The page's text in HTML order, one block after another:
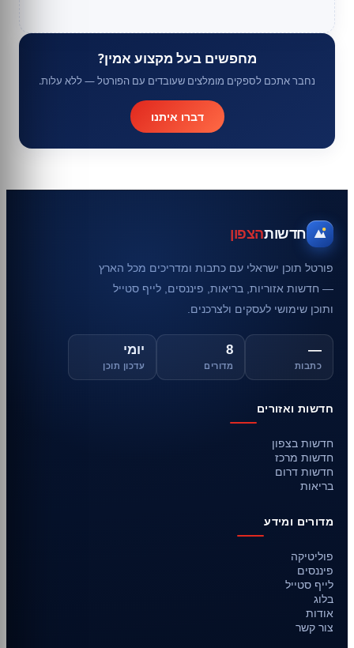
מחפשים בעל מקצוע אמין?
נחבר אתכם לספקים מומלצים שעובדים עם הפורטל — ללא עלות.
דברו איתנו
חדשותהצפון
פורטל תוכן ישראלי עם כתבות ומדריכים מכל הארץ
— חדשות אזוריות, בריאות, פיננסים, לייף סטייל
ותוכן שימושי לעסקים ולצרכנים.
—
כתבות
8
מדורים
יומי
עדכון תוכן
חדשות ואזורים
חדשות בצפון
חדשות מרכז
חדשות דרום
בריאות
מדורים ומידע
פוליטיקה
פיננסים
לייף סטייל
בלוג
אודות
צור קשר